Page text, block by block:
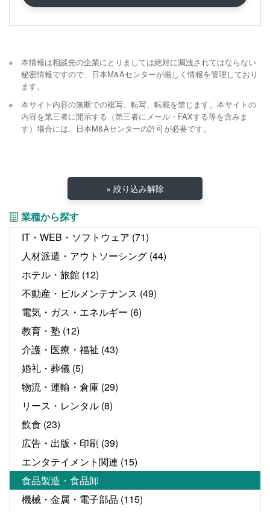
本情報は相談先の企業にとりましては絶対に漏洩されてはならない
秘密情報ですので、日本M&Aセンターが厳しく情報を管理しており
ます。
本サイト内容の無断での複写、転写、転載を禁じます。本サイトの
内容を第三者に開示する（第三者にメール・FAXする等を含みま
す）場合には、日本M&Aセンターの許可が必要です。
× 絞り込み解除
業種から探す
IT・WEB・ソフトウェア (71)
人材派遣・アウトソーシング (44)
ホテル・旅館 (12)
不動産・ビルメンテナンス (49)
電気・ガス・エネルギー (6)
教育・塾 (12)
介護・医療・福祉 (43)
婚礼・葬儀 (5)
物流・運輸・倉庫 (29)
リース・レンタル (8)
飲食 (23)
広告・出版・印刷 (39)
エンタテイメント関連 (15)
食品製造・食品卸
機械・金属・電子部品 (115)